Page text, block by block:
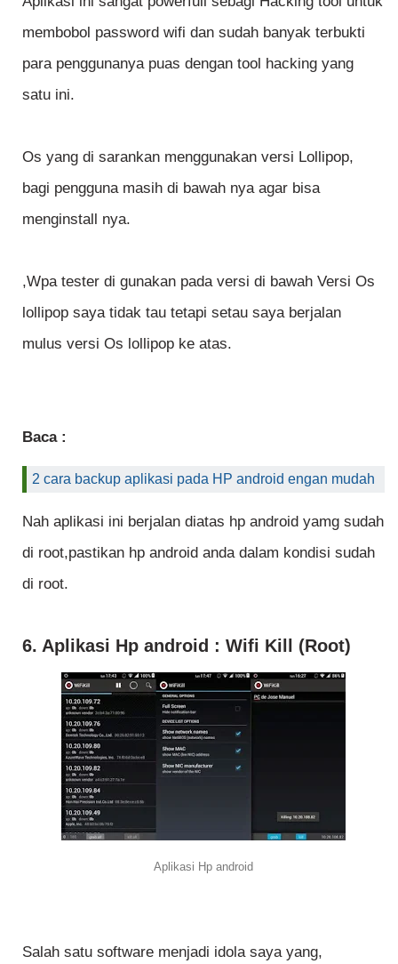
membobol password wifi dan sudah banyak terbukti
para penggunanya puas dengan tool hacking yang
satu ini.
Os yang di sarankan menggunakan versi Lollipop,
bagi pengguna masih di bawah nya agar bisa
menginstall nya.
,Wpa tester di gunakan pada versi di bawah Versi Os
lollipop saya tidak tau tetapi setau saya berjalan
mulus versi Os lollipop ke atas.
Baca :
2 cara backup aplikasi pada HP android engan mudah
Nah aplikasi ini berjalan diatas hp android yamg sudah
di root,pastikan hp android anda dalam kondisi sudah
di root.
6. Aplikasi Hp android : Wifi Kill (Root)
Aplikasi Hp android
Salah satu software menjadi idola saya yang,